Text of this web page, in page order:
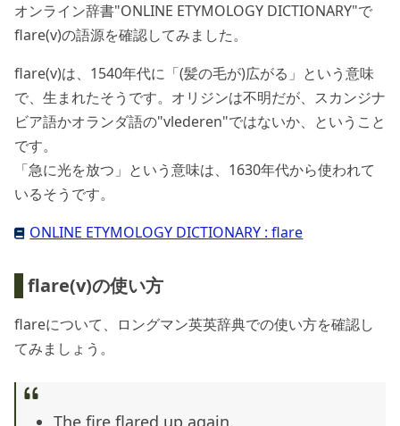
オンライン辞書"ONLINE ETYMOLOGY DICTIONARY"で
flare(v)の語源を確認してみました。
flare(v)は、1540年代に「(髪の毛が)広がる」という意味
で、生まれたそうです。オリジンは不明だが、スカンジナ
ビア語かオランダ語の"vlederen"ではないか、ということ
です。
「急に光を放つ」という意味は、1630年代から使われて
いるそうです。
ONLINE ETYMOLOGY DICTIONARY : flare
flare(v)の使い方
flareについて、ロングマン英英辞典での使い方を確認し
てみましょう。
The fire flared up again.